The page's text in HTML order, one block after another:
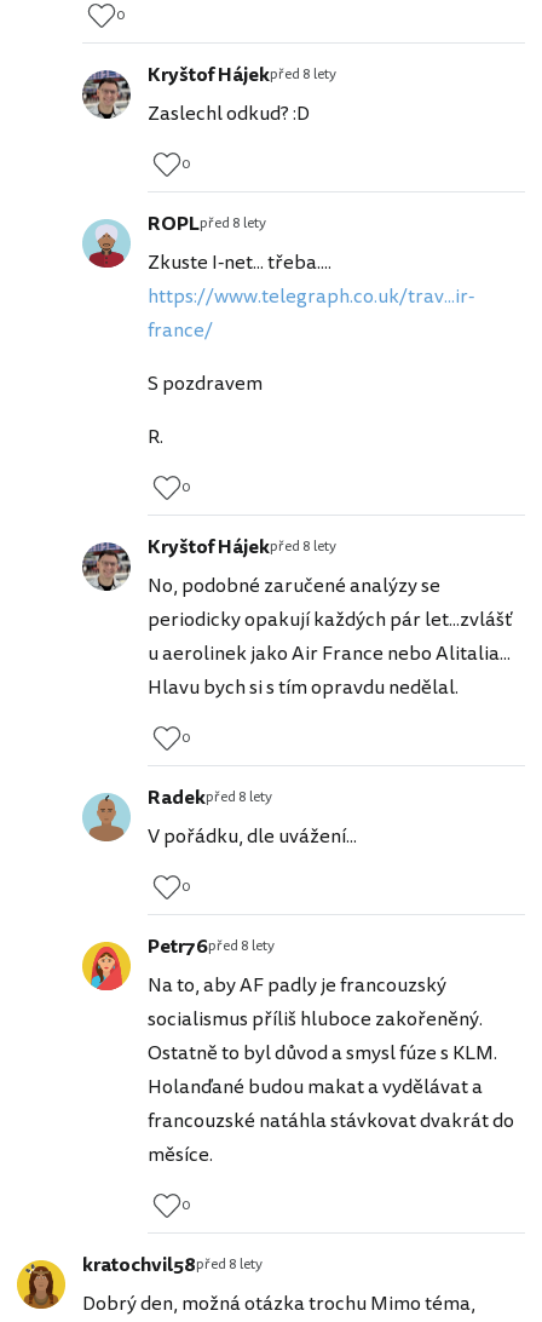
0
Kryštof Hájekpřed 8 lety
Zaslechl odkud? :D
0
ROPLpřed 8 lety
Zkuste I-net... třeba....
https://www.telegraph.co.uk/trav...ir-
france/
S pozdravem
R.
0
Kryštof Hájekpřed 8 lety
No, podobné zaručené analýzy se
periodicky opakují každých pár let...zvlášť
u aerolinek jako Air France nebo Alitalia...
Hlavu bych si s tím opravdu nedělal.
0
Radekpřed 8 lety
V pořádku, dle uvážení...
0
Petr76před 8 lety
Na to, aby AF padly je francouzský
socialismus příliš hluboce zakořeněný.
Ostatně to byl důvod a smysl fúze s KLM.
Holanďané budou makat a vydělávat a
francouzské natáhla stávkovat dvakrát do
měsíce.
0
kratochvil58před 8 lety
Dobrý den, možná otázka trochu Mimo téma,